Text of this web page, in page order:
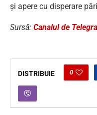
și apere cu disperare
Sursă: Canalul de
DISTRIBUIE 0